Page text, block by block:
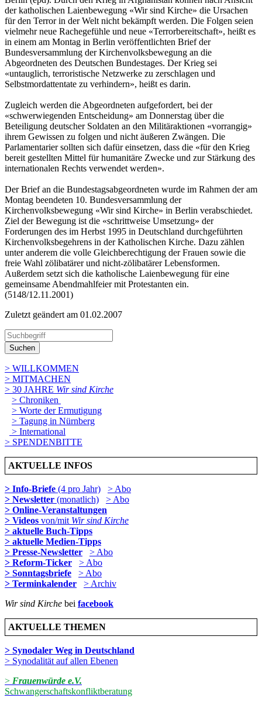
der katholischen Laienbewegung «Wir sind Kirche» die Ursachen
für den Terror in der Welt nicht bekämpft werden. Die Folgen seien
vielmehr neue Rachegefühle und neue «Terrorbereitschaft», heißt es
in einem am Montag in Berlin veröffentlichten Brief der
Bundesversammlung der Kirchenvolksbewegung an die
Abgeordneten des Deutschen Bundestages. Der Krieg sei
«untauglich, terroristische Netzwerke zu zerschlagen und
Selbstmordattentate zu verhindern», heißt es darin.
Zugleich werden die Abgeordneten aufgefordert, bei der
«schwerwiegenden Entscheidung» am Donnerstag über die
Beteiligung deutscher Soldaten an den Militäraktionen «vorrangig»
ihrem Gewissen zu folgen und nicht äußeren Zwängen. Die
Parlamentarier sollten sich dafür einsetzen, dass die «für den Krieg
bereit gestellten Mittel für humanitäre Zwecke und zur Stärkung des
internationalen Rechts verwendet werden».
Der Brief an die Bundestagsabgeordneten wurde im Rahmen der am
Montag beendeten 10. Bundesversammlung der
Kirchenvolksbewegung «Wir sind Kirche» in Berlin verabschiedet.
Ziel der Bewegung ist die «schrittweise Umsetzung» der
Forderungen des im Herbst 1995 in Deutschland durchgeführten
Kirchenvolksbegehrens in der Katholischen Kirche. Dazu zählen
unter anderem die volle Gleichberechtigung der Frauen sowie die
freie Wahl zölibatärer und nicht-zölibatärer Lebensformen.
Außerdem setzt sich die katholische Laienbewegung für eine
gemeinsame Abendmahlfeier mit Protestanten ein.
(5148/12.11.2001)
Zuletzt geändert am 01­.02.2007
Suchen
> WILLKOMMEN
> MITMACHEN
> 30 JAHRE Wir sind Kirche
> Chroniken
> Worte der Ermutigung
> Tagung in Nürnberg
> International
> SPENDENBITTE
AKTUELLE INFOS
> Info-Briefe (4 pro Jahr)
> Abo
> Newsletter (monatlich)
> Abo
> Online-Veranstaltungen
> Videos von/mit Wir sind Kirche
> aktuelle Buch-Tipps
> aktuelle Medien-Tipps
> Presse-Newsletter
> Abo
> Reform-Ticker
> Abo
> Sonntagsbriefe
> Abo
> Terminkalender
> Archiv
Wir sind Kirche bei facebook
AKTUELLE THEMEN
> Synodaler Weg in Deutschland
> Synodalität auf allen Ebenen
> Frauenwürde e.V.
Schwangerschaftskonfliktberatung